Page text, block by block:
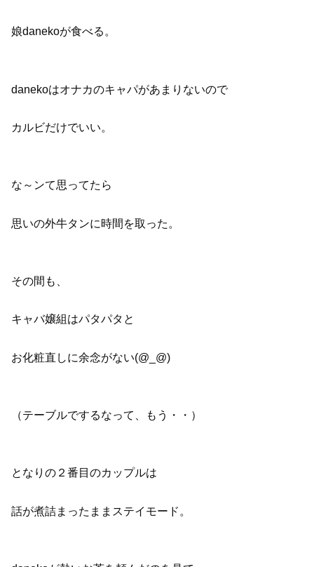
娘danekoが食べる。
danekoはオナカのキャパがあまりないので
カルビだけでいい。
な～ンて思ってたら
思いの外牛タンに時間を取った。
その間も、
キャバ嬢組はパタパタと
お化粧直しに余念がない(@_@)
（テーブルでするなって、もう・・）
となりの２番目のカップルは
話が煮詰まったままステイモード。